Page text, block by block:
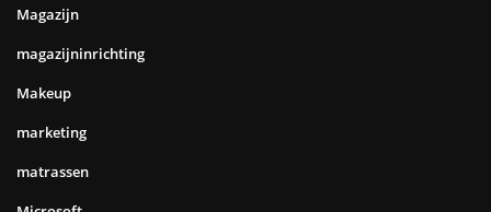
Magazijn
magazijninrichting
Makeup
marketing
matrassen